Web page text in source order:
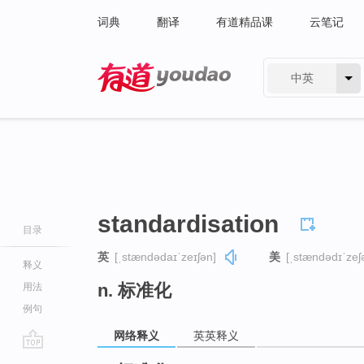
词典 翻译 有道精品课 云笔记
中英
目录
释义
用法
例句
standardisation
英 [ˌstændədaɪˈzeɪʃən] 美
n. 标准化
网络释义 英英释义